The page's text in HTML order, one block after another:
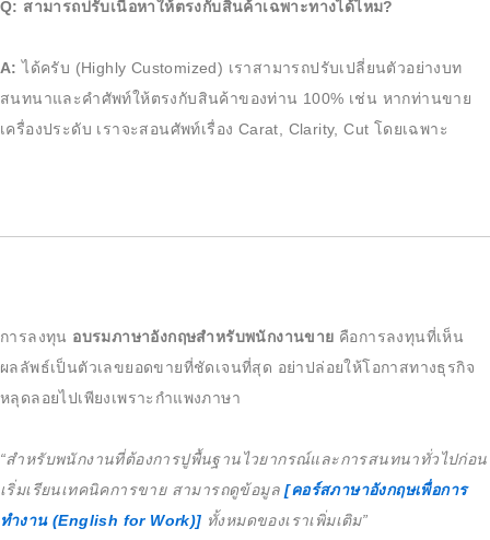
Q: สามารถปรับเนื้อหาให้ตรงกับสินค้าเฉพาะทางได้ไหม?
A: ได้ครับ (Highly Customized) เราสามารถปรับเปลี่ยนตัวอย่างบท
สนทนาและคำศัพท์ให้ตรงกับสินค้าของท่าน 100% เช่น หากท่านขาย
เครื่องประดับ เราจะสอนศัพท์เรื่อง Carat, Clarity, Cut โดยเฉพาะ
การลงทุน อบรมภาษาอังกฤษสำหรับพนักงานขาย คือการลงทุนที่เห็น
ผลลัพธ์เป็นตัวเลขยอดขายที่ชัดเจนที่สุด อย่าปล่อยให้โอกาสทางธุรกิจ
หลุดลอยไปเพียงเพราะกำแพงภาษา
“สำหรับพนักงานที่ต้องการปูพื้นฐานไวยากรณ์และการสนทนาทั่วไปก่อน
เริ่มเรียนเทคนิคการขาย สามารถดูข้อมูล[คอร์สภาษาอังกฤษเพื่อการ
ทำงาน (English for Work)] ทั้งหมดของเราเพิ่มเติม”